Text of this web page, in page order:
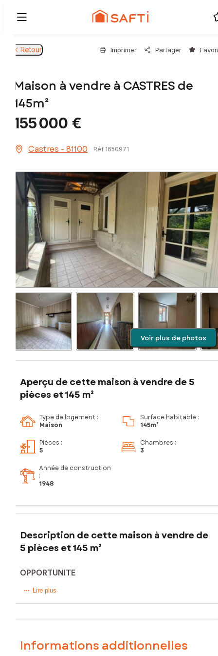
Retour Imprimer Partager
Maison à vendre à CASTRES de
145m²
155 000 €
Castres - 81100 Réf 1650971
Voir plus de photos
Aperçu de cette maison à vendre de 5
pièces et 145 m²
Type de logement :
Maison
Surface habitable :
145m²
Pièces :
5
Chambres :
3
Année de construction
:
1948
Description de cette maison à vendre de
5 pièces et 145 m²
OPPORTUNITE
Maison de ville 145 m², à 200 mètres des gares routière et
Au rez-de-chaussée, une cuisine d'été, un couloir
accès à une véranda, jardin, dépendances.
Lire plus
Informations additionnelles